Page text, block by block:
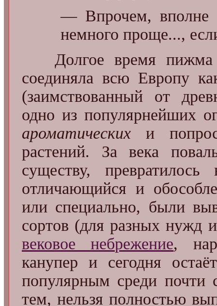
— Впрочем, вполне
немного проще...,
Долгое время пижма
соединяла всю Европу
(заимствованный от
одно из популярнейших
ароматических и
растений. За века
существу,
отличающийся и
или специально, были
сортов (для разных нужд
вековое небрежение,
канупер и сегодня
популярным среди почти
тем, нельзя полностью